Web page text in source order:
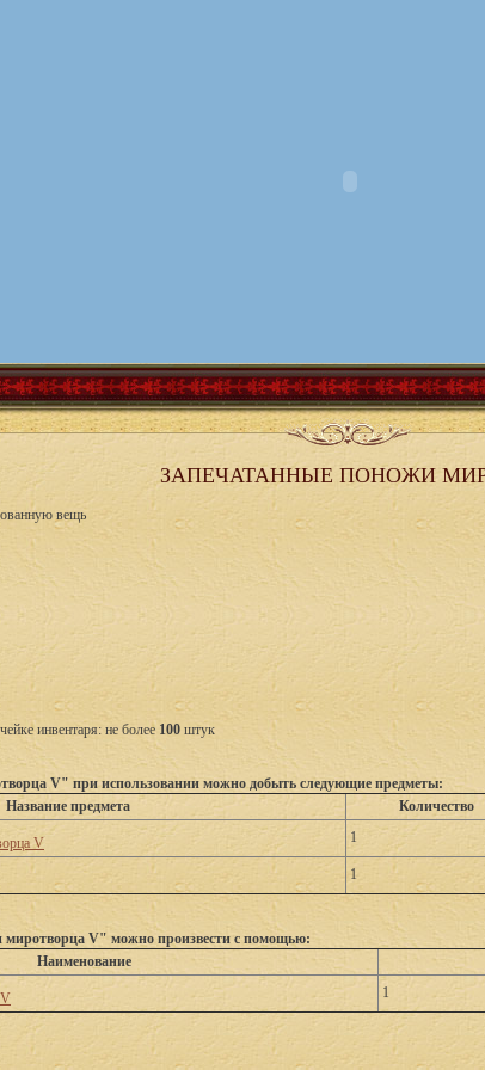
ЗАПЕЧАТАННЫЕ ПОНОЖИ
вещь
инвентаря: не более 100 штук
V" при использовании можно добыть следующие предметы:
Название предмета
Количество
V 1
1
V" можно произвести с помощью:
Наименование
1